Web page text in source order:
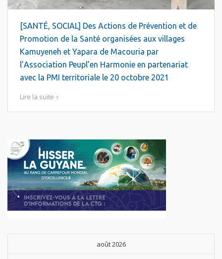
[SANTÉ, SOCIAL] Des Actions de Prévention et de
Promotion de la Santé organisées aux villages
Kamuyeneh et Yapara de Macouria par
l’Association Peupl’en Harmonie en partenariat
avec la PMI territoriale le 20 octobre 2021
Lire la suite
août 2026